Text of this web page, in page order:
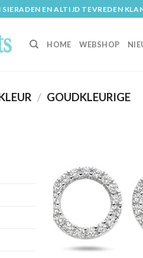
EN ALTIJD TEVREDEN
HOME WEBSHOP
/ GOUDKLEURIGE